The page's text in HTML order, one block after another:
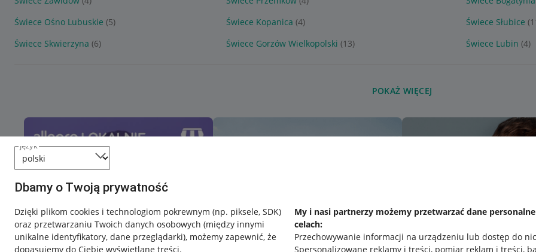
język
Dbamy o Twoją prywatność
Dzięki plikom cookies i technologiom pokrewnym (np. piksele, SDK)
oraz przetwarzaniu Twoich danych osobowych (między innymi
unikalne identyfikatory, dane przeglądarki), możemy zapewnić, że
dopasujemy do Ciebie wyświetlane treści.
My i nasi partnerzy możemy przetwarzać dane
celach:
Przechowywanie informacji na urządzeniu lub dostęp do
Spersonalizowane reklamy i treści, pomiar reklam i treści,
Świece Ośno Lubuskie (5) Świece Kopanica (4) Świece Słubice
Świece Skwierzyna (6) Świece Gorzów Wielkopolski (13) Świece Lubin (4)
POKAŻ WIĘCEJ